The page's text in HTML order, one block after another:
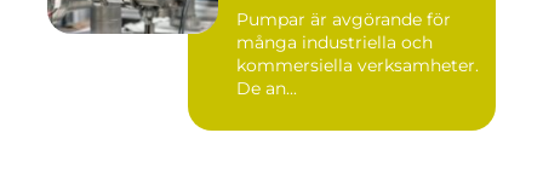
Pumpar är avgörande för
många industriella och
kommersiella verksamheter.
De an...